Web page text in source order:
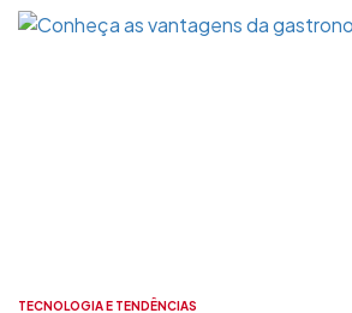
TECNOLOGIA E TENDÊNCIAS